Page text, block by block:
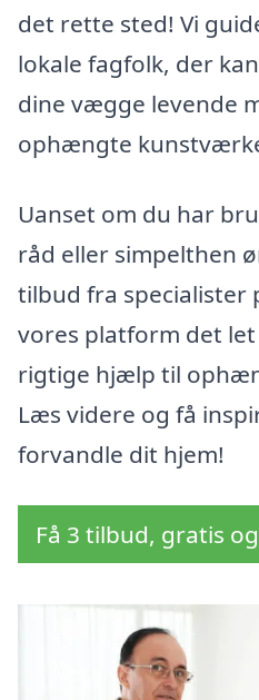
det rette sted! Vi
lokale fagfolk, der
dine vægge levende
ophængte
Uanset om du har
råd eller simpelthen
tilbud fra specialister
vores platform det
rigtige hjælp til
Læs videre og få
forvandle dit hjem!
Få 3 tilbud, gratis